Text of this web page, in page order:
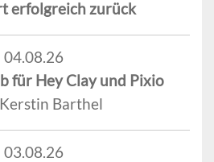
erfolgreich zurück
04.08.26
für Hey Clay und Pixio
Barthel
03.08.26